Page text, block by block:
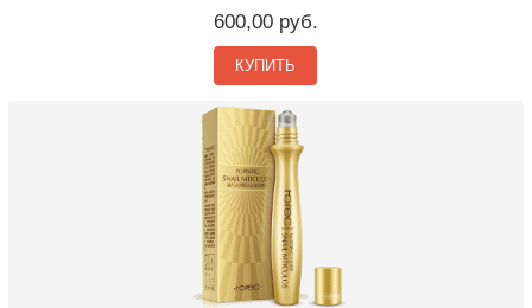
600,00 руб.
КУПИТЬ